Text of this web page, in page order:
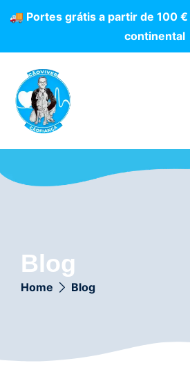
🚚 Portes grátis a partir de 100 €
continental
Blog
Home Blog